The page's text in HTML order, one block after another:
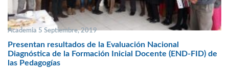
Academia 5 Septiembre, 2019
Presentan resultados de la Evaluación Nacional
Diagnóstica de la Formación Inicial Docente (END-FID) de
las Pedagogías